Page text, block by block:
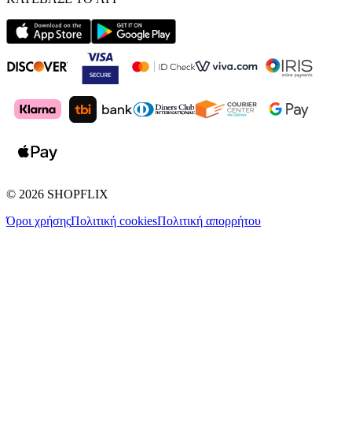
© 2026 SHOPFLIX
Όροι χρήσηςΠολιτική cookiesΠολιτική απορρήτου